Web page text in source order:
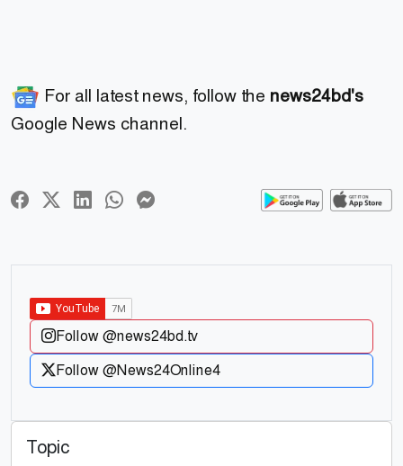
For all latest news, follow the news24bd's
Google News channel.
Follow @news24bd.tv
Follow @News24Online4
Topic